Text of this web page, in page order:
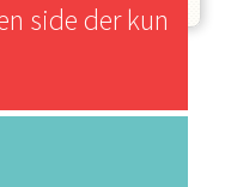
side der kun